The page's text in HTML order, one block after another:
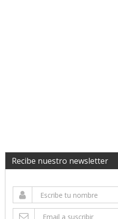
Recibe nuestro newsletter